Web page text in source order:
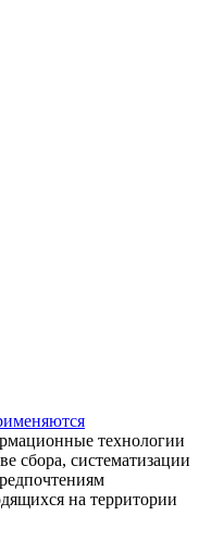
технологии
сбора, систематизации
на территории